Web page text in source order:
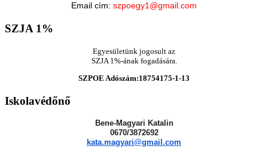
Email cím: szpoegy1@gmail.com
SZJA 1%
Egyesületünk jogosult az
SZJA 1%-ának fogadására.
SZPOE Adószám:18754175-1-13
Iskolavédőnő
Bene-Magyari Katalin
0670/3872692
kata.magyari@gmail.com